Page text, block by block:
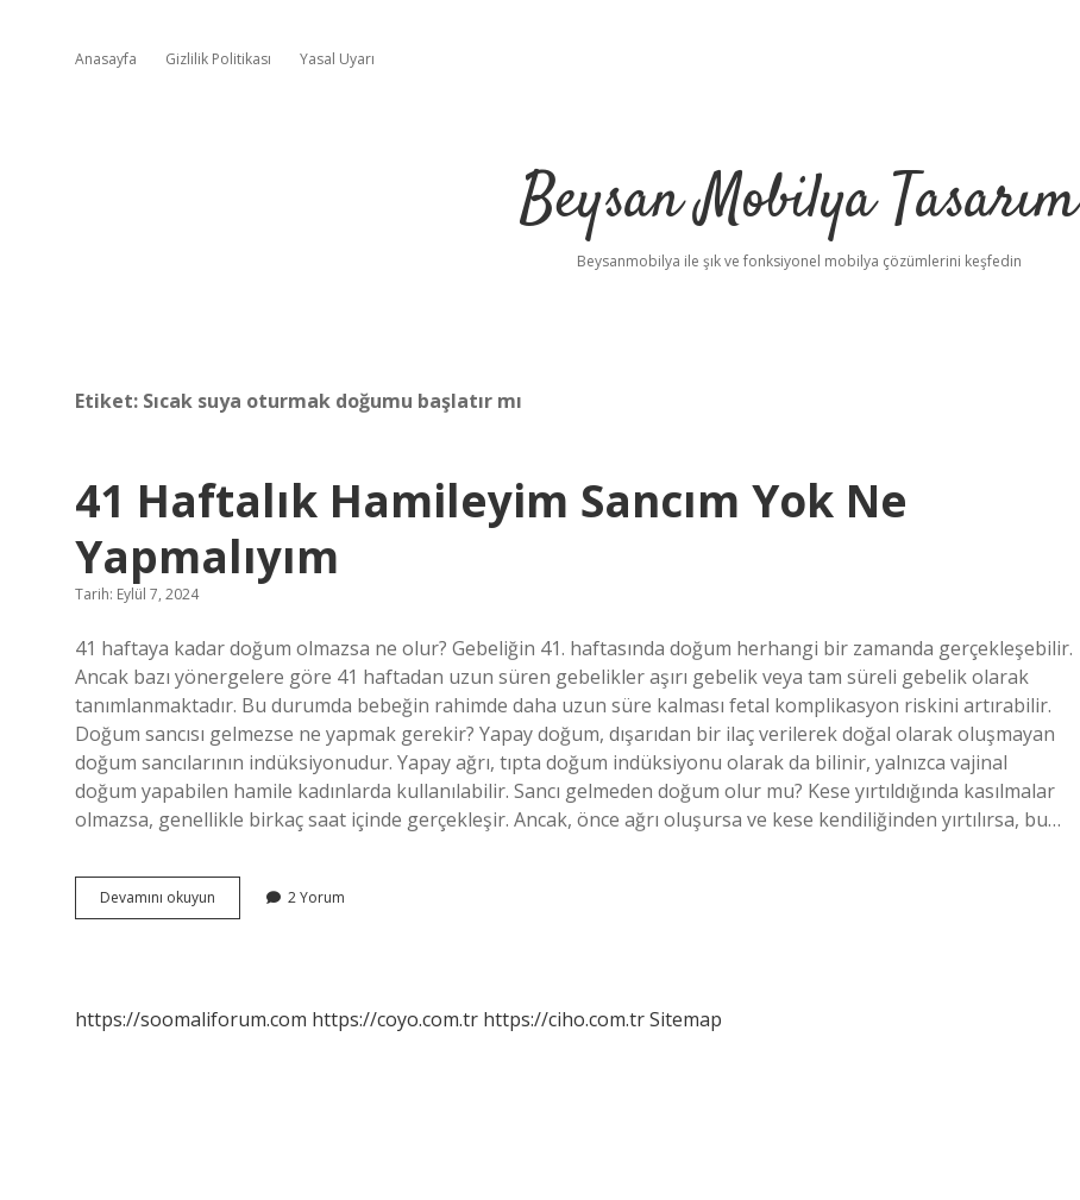
Anasayfa Gizlilik Politikası Yasal Uyarı
Beysan Mobilya Tasarım
Beysanmobilya ile şık ve fonksiyonel mobilya çözümlerini keşfedin
Etiket: Sıcak suya oturmak doğumu başlatır mı
41 Haftalık Hamileyim Sancım Yok Ne
Yapmalıyım
Tarih: Eylül 7, 2024
41 haftaya kadar doğum olmazsa ne olur? Gebeliğin 41. haftasında doğum herhangi bir zamanda gerçekleşebilir.
Ancak bazı yönergelere göre 41 haftadan uzun süren gebelikler aşırı gebelik veya tam süreli gebelik olarak
tanımlanmaktadır. Bu durumda bebeğin rahimde daha uzun süre kalması fetal komplikasyon riskini artırabilir.
Doğum sancısı gelmezse ne yapmak gerekir? Yapay doğum, dışarıdan bir ilaç verilerek doğal olarak oluşmayan
doğum sancılarının indüksiyonudur. Yapay ağrı, tıpta doğum indüksiyonu olarak da bilinir, yalnızca vajinal
doğum yapabilen hamile kadınlarda kullanılabilir. Sancı gelmeden doğum olur mu? Kese yırtıldığında kasılmalar
olmazsa, genellikle birkaç saat içinde gerçekleşir. Ancak, önce ağrı oluşursa ve kese kendiliğinden yırtılırsa, bu…
Devamını okuyun
Haftalık
Yapmalıyım
2 Yorum
https://soomaliforum.com https://coyo.com.tr https://ciho.com.trSitemap